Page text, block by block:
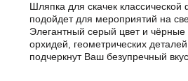
Шляпка для скачек
подойдет для мероприятий на
Элегантный серый цвет и чёрные
орхидей, геометрических
подчеркнут Ваш безупречный